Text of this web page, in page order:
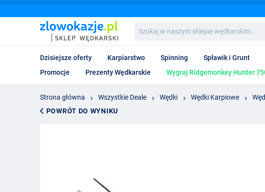
w
naszym
wędkarskim...
Dzisiejsze oferty Karpiarstwo Spinning Spławik i Grunt
Promocje
Prezenty Wędkarskie Wygraj Ridgemonkey Hunter
Strona główna Wszystkie Deale Wędki Wędki Karpiowe
POWRÓT DO WYNIKU